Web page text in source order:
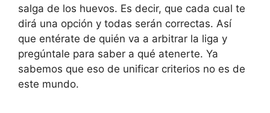
salga de los huevos. Es decir, que cada cual te
dirá una opción y todas serán correctas. Así
que entérate de quién va a arbitrar la liga y
pregúntale para saber a qué atenerte. Ya
sabemos que eso de unificar criterios no es de
este mundo.